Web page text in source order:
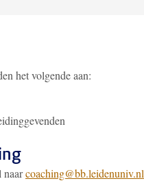
het volgende aan:
naarcoaching@bb.leidenuniv.nl